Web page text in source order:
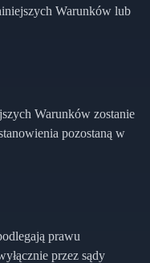
Warunków lub
Warunków zostanie
pozostaną w
prawu
przez sądy